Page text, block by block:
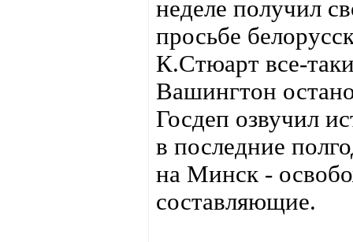
неделе получил
просьбе
К.Стюарт все-
Вашингтон
Госдеп озвучил
в последние
на Минск -
составляющие.